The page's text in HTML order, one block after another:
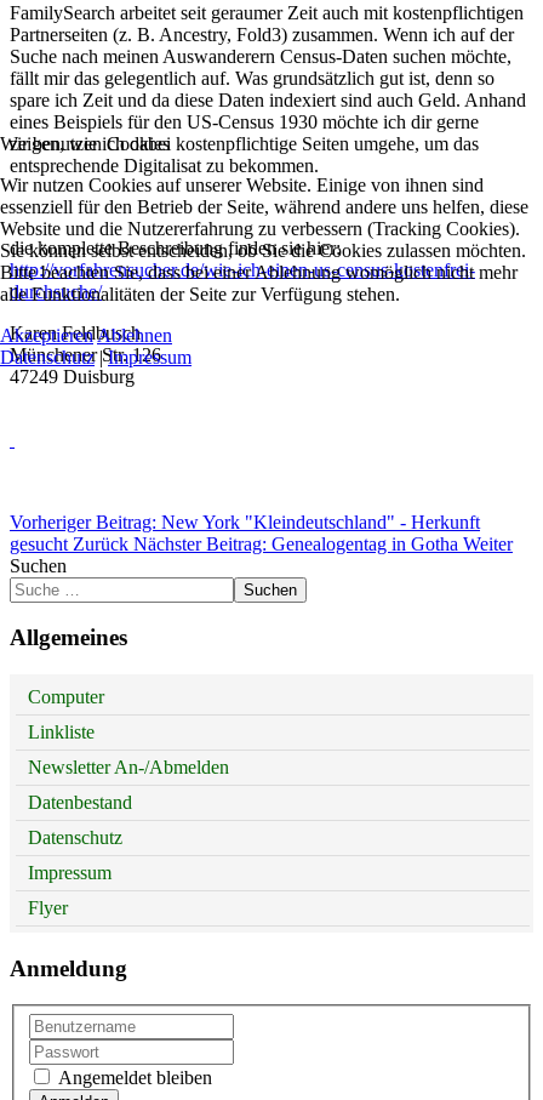
FamilySearch arbeitet seit geraumer Zeit auch mit kostenpflichtigen
Partnerseiten (z. B. Ancestry, Fold3) zusammen. Wenn ich auf der
Suche nach meinen Auswanderern Census-Daten suchen möchte,
fällt mir das gelegentlich auf. Was grundsätzlich gut ist, denn so
spare ich Zeit und da diese Daten indexiert sind auch Geld. Anhand
eines Beispiels für den US-Census 1930 möchte ich dir gerne
zeigen, wie ich dabei kostenpflichtige Seiten umgehe, um das
entsprechende Digitalisat zu bekommen.
die komplette Beschreibung finden sie hier:
http://vorfahrensucher.de/wie-ich-einen-us-census-kostenfrei-
durchsuche/
Karen Feldbusch
Münchener Str. 126
47249 Duisburg
Vorheriger Beitrag: New York "Kleindeutschland" - Herkunft
gesucht Zurück Nächster Beitrag: Genealogentag in Gotha Weiter
Suchen
Suchen
Allgemeines
Computer
Linkliste
Newsletter An-/Abmelden
Datenbestand
Datenschutz
Impressum
Flyer
Anmeldung
Angemeldet bleiben
Wir benutzen Cookies
Wir nutzen Cookies auf unserer Website. Einige von ihnen sind
essenziell für den Betrieb der Seite, während andere uns helfen, diese
Website und die Nutzererfahrung zu verbessern (Tracking Cookies).
Sie können selbst entscheiden, ob Sie die Cookies zulassen möchten.
Bitte beachten Sie, dass bei einer Ablehnung womöglich nicht mehr
alle Funktionalitäten der Seite zur Verfügung stehen.
AkzeptierenAblehnen
Datenschutz|Impressum